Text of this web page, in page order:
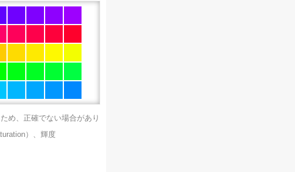
め、正確でない場合があり
）、輝度